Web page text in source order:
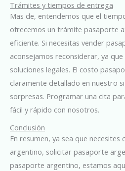
Trámites y tiempos de entrega
Mas de, entendemos que el
ofrecemos un trámite pasaporte
eficiente. Si necesitas vender
aconsejamos reconsiderar, ya
soluciones legales. El costo
claramente detallado en nuestro
sorpresas. Programar una cita
fácil y rápido con nosotros.
Conclusión
En resumen, ya sea que
argentino, solicitar pasaporte
pasaporte argentino, estamos